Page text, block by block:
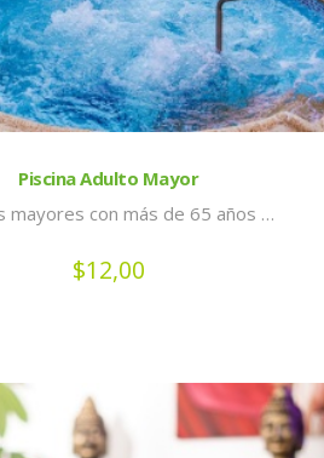
Piscina Adulto Mayor
mayores con más de 65 años …
$12,00